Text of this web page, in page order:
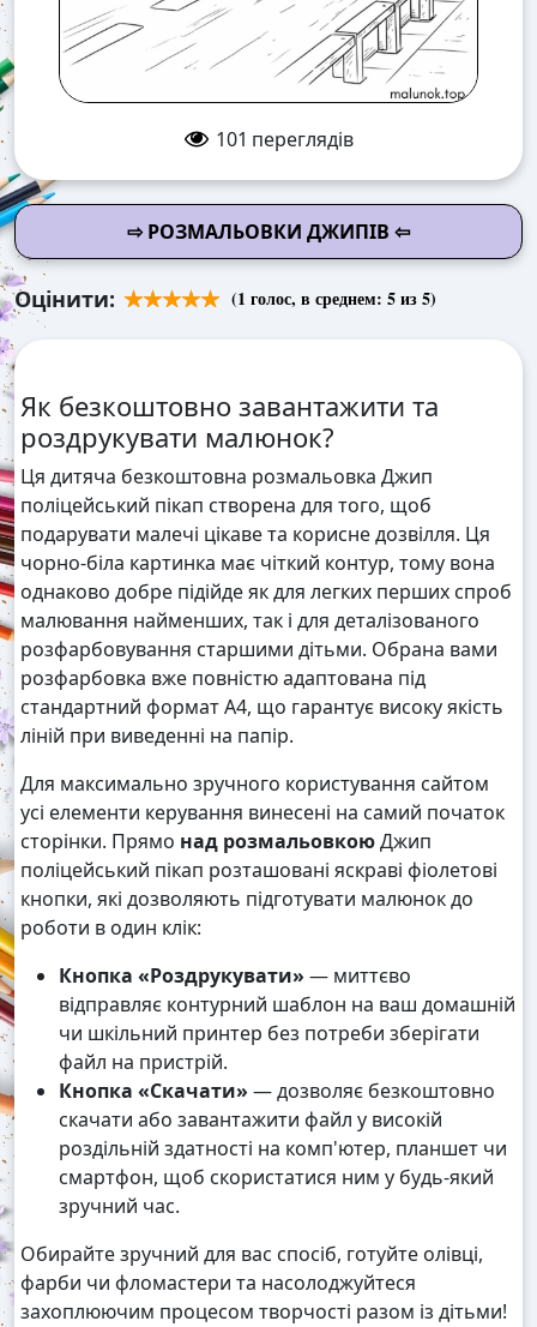
101 переглядів
⇨ РОЗМАЛЬОВКИ ДЖИПІВ ⇦
Оцінити: (1 голос, в среднем: 5из 5)
Як безкоштовно завантажити та
роздрукувати малюнок?
Ця дитяча безкоштовна розмальовка Джип
поліцейський пікап створена для того, щоб
подарувати малечі цікаве та корисне дозвілля. Ця
чорно-біла картинка має чіткий контур, тому вона
однаково добре підійде як для легких перших спроб
малювання найменших, так і для деталізованого
розфарбовування старшими дітьми. Обрана вами
розфарбовка вже повністю адаптована під
стандартний формат А4, що гарантує високу якість
ліній при виведенні на папір.
Для максимально зручного користування сайтом
усі елементи керування винесені на самий початок
сторінки. Прямо над розмальовкоюДжип
поліцейський пікап розташовані яскраві фіолетові
кнопки, які дозволяють підготувати малюнок до
роботи в один клік:
Кнопка «Роздрукувати» — миттєво
відправляє контурний шаблон на ваш домашній
чи шкільний принтер без потреби зберігати
файл на пристрій.
Кнопка «Скачати» — дозволяє безкоштовно
скачати або завантажити файл у високій
роздільній здатності на комп'ютер, планшет чи
смартфон, щоб скористатися ним у будь-який
зручний час.
Обирайте зручний для вас спосіб, готуйте олівці,
фарби чи фломастери та насолоджуйтеся
захоплюючим процесом творчості разом із дітьми!